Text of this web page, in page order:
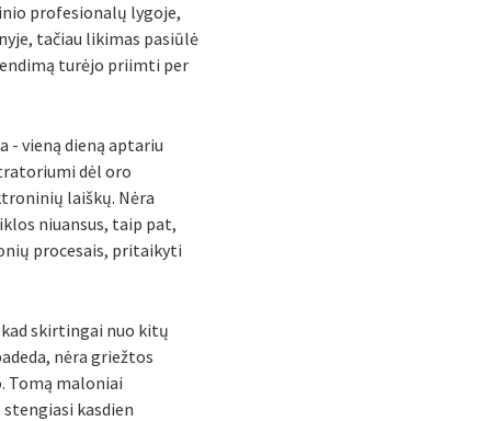
profesionalų lygoje,
tačiau likimas pasiūlė
turėjo priimti per
- vieną dieną aptariu
dėl oro
laiškų. Nėra
niuansus, taip pat,
procesais, pritaikyti
skirtingai nuo kitų
nėra griežtos
Tomą maloniai
kasdien